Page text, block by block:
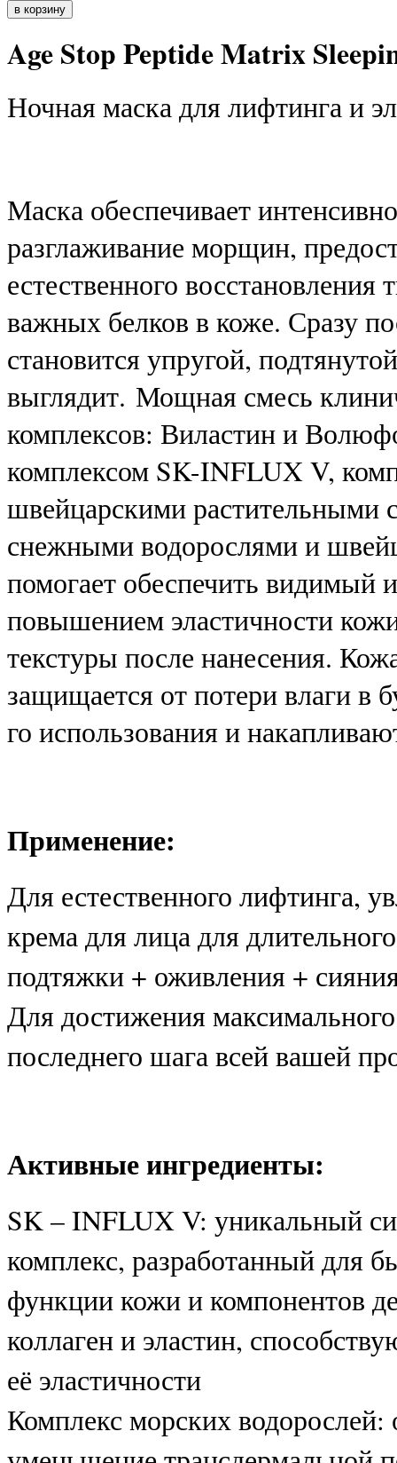
Age Stop Peptide Matrix
Ночная маска для лифтинга и
Маска обеспечивает
разглаживание морщин,
естественного
важных белков в коже. Сразу
становится упругой,
выглядит. Мощная смесь
комплексов: Виластин и
комплексом SK-INFLUX V,
швейцарскими растительными
снежными водорослями и
помогает обеспечить
повышением эластичности
текстуры после нанесения.
защищается от потери влаги в
го использования и
Применение:
Для естественного лифтинга,
крема для лица для
подтяжки + оживления +
Для достижения
последнего шага всей вашей
Активные ингредиенты:
SK – INFLUX V: уникальный
комплекс, разработанный для
функции кожи и компонентов
коллаген и эластин,
её эластичности
Комплекс морских водорослей: